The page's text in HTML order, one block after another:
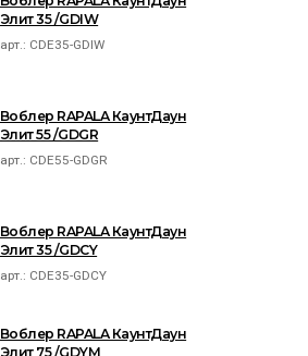
Элит 35 /GDIW
арт.: CDE35-GDIW
Воблер RAPALA КаунтДаун
Элит 55 /GDGR
арт.: CDE55-GDGR
Воблер RAPALA КаунтДаун
Элит 35 /GDCY
арт.: CDE35-GDCY
Воблер RAPALA КаунтДаун
Элит 75 /GDYM